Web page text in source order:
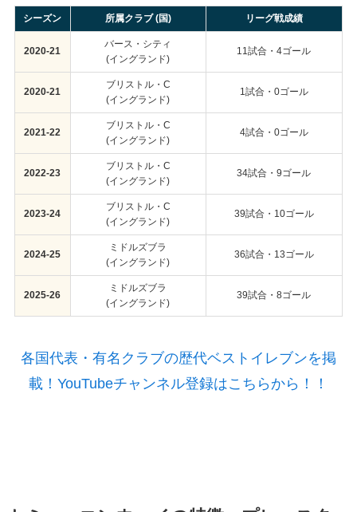
シーズン 所属クラブ (国) リーグ戦成績
2020-21
バース・シティ
(イングランド)
11試合・4ゴール
2020-21
ブリストル・C
(イングランド)
1試合・0ゴール
2021-22
ブリストル・C
(イングランド)
4試合・0ゴール
2022-23
ブリストル・C
(イングランド)
34試合・9ゴール
2023-24
ブリストル・C
(イングランド)
39試合・10ゴール
2024-25
ミドルズブラ
(イングランド)
36試合・13ゴール
2025-26
ミドルズブラ
(イングランド)
39試合・8ゴール
各国代表・有名クラブの歴代ベストイレブンを掲
載！YouTubeチャンネル登録はこちらから！！